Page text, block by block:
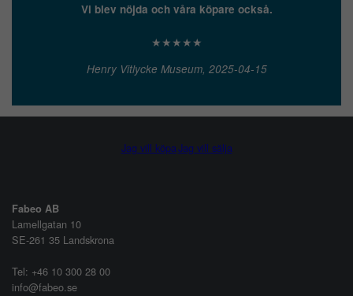
Vi blev nöjda och våra köpare också.
★★★★★
Henry Vitlycke Museum, 2025-04-15
Jag vill köpaJag vill sälja
Fabeo AB
Lamellgatan 10
SE-261 35 Landskrona
Tel: +46 10 300 28 00
info@fabeo.se